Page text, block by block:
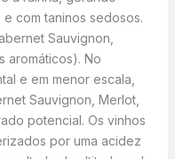
com taninos sedosos.
Sauvignon,
aromáticos). No
e em menor escala,
Sauvignon, Merlot,
potencial. Os vinhos
por uma acidez